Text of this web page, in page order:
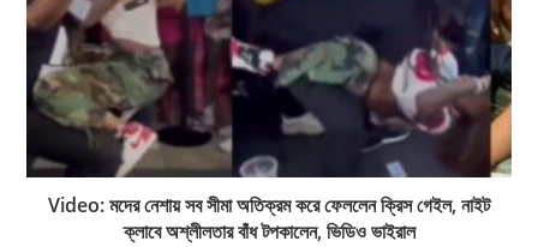
Video: মদের নেশায় সব সীমা অতিক্রম করে ফেললেন ক্রিস গেইল, নাইট
ক্লাবে অশ্লীলতার বাঁধ টপকালেন, ভিডিও ভাইরাল